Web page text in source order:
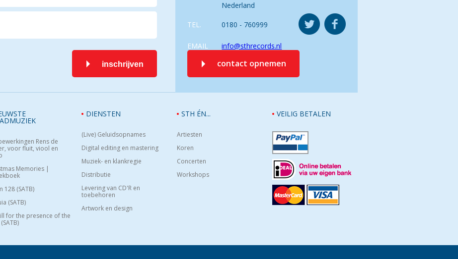
Nederland
TEL. 0180 - 760999
EMAIL info@sthrecords.nl
contact opnemen
inschrijven
VEILIG BETALEN
Rens de
voor fluit, viool en
Memories |
128 (SATB)
(SATB)
for the presence of the
DIENSTEN
(Live) Geluidsopnames
Digital editing en mastering
Muziek- en klankregie
Distributie
Levering van CD'R en
toebehoren
Artwork en design
STH ÉN...
Artiesten
Koren
Concerten
Workshops